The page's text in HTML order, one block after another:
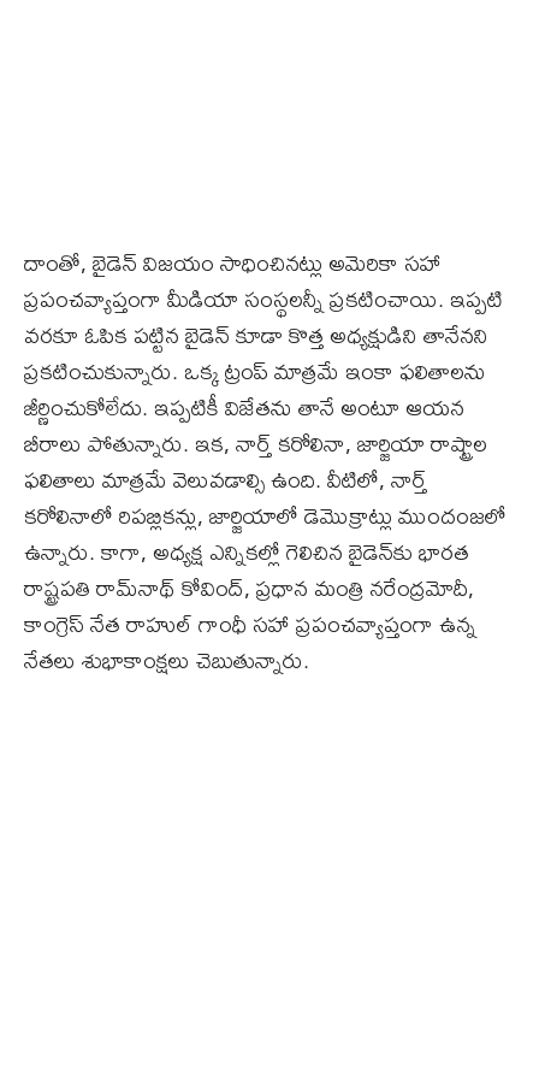
దాంతో, బైడెన్‌ విజయం సాధించినట్లు అమెరికా సహా
ప్రపంచవ్యాప్తంగా మీడియా సంస్థలన్నీ ప్రకటించాయి. ఇప్పటి
వరకూ ఓపిక పట్టిన బైడెన్‌ కూడా కొత్త అధ్యక్షుడిని తానేనని
ప్రకటించుకున్నారు. ఒక్క ట్రంప్‌ మాత్రమే ఇంకా ఫలితాలను
జీర్ణించుకోలేదు. ఇప్పటికీ విజేతను తానే అంటూ ఆయన
బీరాలు పోతున్నారు. ఇక, నార్త్‌ కరోలినా, జార్జియా రాష్ట్రాల
ఫలితాలు మాత్రమే వెలువడాల్సి ఉంది. వీటిలో, నార్త్‌
కరోలినాలో రిపబ్లికన్లు, జార్జియాలో డెమొక్రాట్లు ముందంజలో
ఉన్నారు. కాగా, అధ్యక్ష ఎన్నికల్లో గెలిచిన బైడెన్‌కు భారత
రాష్ట్రపతి రామ్‌నాథ్‌ కోవింద్‌, ప్రధాన మంత్రి నరేంద్రమోదీ,
కాంగ్రెస్‌ నేత రాహుల్‌ గాంధీ సహా ప్రపంచవ్యాప్తంగా ఉన్న
నేతలు శుభాకాంక్షలు చెబుతున్నారు.